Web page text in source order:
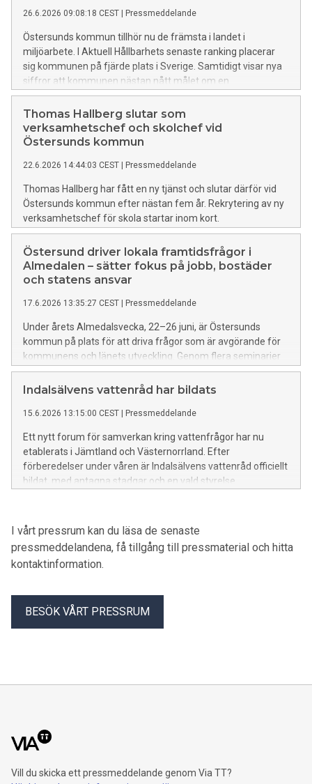
26.6.2026 09:08:18 CEST Pressmeddelande
Östersunds kommun tillhör nu de främsta i landet i
miljöarbete. I Aktuell Hållbarhets senaste ranking placerar
sig kommunen på fjärde plats i Sverige. Samtidigt visar nya
siffror att kommunen nästan nått målet om en
fossilbränslefri organisation.
Thomas Hallberg slutar som
verksamhetschef och skolchef vid
Östersunds kommun
22.6.2026 14:44:03 CEST Pressmeddelande
Thomas Hallberg har fått en ny tjänst och slutar därför vid
Östersunds kommun efter nästan fem år. Rekrytering av ny
verksamhetschef för skola startar inom kort.
Östersund driver lokala framtidsfrågor i
Almedalen – sätter fokus på jobb, bostäder
och statens ansvar
17.6.2026 13:35:27 CEST Pressmeddelande
Under årets Almedalsvecka, 22–26 juni, är Östersunds
kommun på plats för att driva frågor som är avgörande för
kommunens och länets utveckling. Genom flera seminarier
lyfts behovet av statliga infrastruktursatsningar, snabbare
bostadsbyggande och strategier för att säkra framtidens
sektor.
Indalsälvens vattenråd har bildats
15.6.2026 13:15:00 CEST Pressmeddelande
Ett nytt forum för samverkan kring vattenfrågor har nu
etablerats i Jämtland och Västernorrland. Efter
förberedelser under våren är Indalsälvens vattenråd officiellt
bildat, med antagna stadgar och en vald styrelse.
I vårt pressrum kan du läsa de senaste
pressmeddelandena, få tillgång till pressmaterial och hitta
kontaktinformation.
BESÖK VÅRT PRESSRUM
Vill du skicka ett pressmeddelande genom Via TT?